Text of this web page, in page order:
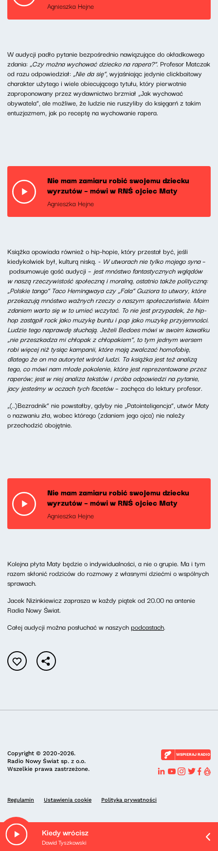
Kiedy wrócisz
Dawid Tyszkowski
Agnieszka Hejne
W audycji padło pytanie bezpośrednio nawiązujące do okładkowego
zdania: „Czy można wychować dziecko na rapera?”. Profesor Matczak
od razu odpowiedział: „Nie da się”, wyjaśniając jedynie clickbaitowy
charakter użytego i wiele obiecującego tytułu, który pierwotnie
zaproponowany przez wydawnictwo brzmiał „Jak wychować
obywatela”, ale możliwe, że ludzie nie ruszyliby do księgarń z takim
entuzjazmem, jak po receptę na wychowanie rapera.
Nie mam zamiaru robić swojemu dziecku
wyrzutów – mówi w RNŚ ojciec Maty
Agnieszka Hejne
Książka opowiada również o hip-hopie, który przestał być, jeśli
kiedykolwiek był, kulturą niską. - W utworach nie tylko mojego syna–
podsumowuje gość audycji – jest mnóstwo fantastycznych wglądów
w naszą rzeczywistość społeczną i moralną, ostatnio także polityczną:
„Polskie tango” Taco Hemingwaya czy „Fala” Guziora to utwory, które
przekazują mnóstwo ważnych rzeczy o naszym społeczeństwie. Moim
zdaniem warto się w to umieć wczytać. To nie jest przypadek, że hip-
hop zastąpił rock jako muzykę buntu i pop jako muzykę przyjemności.
Ludzie tego naprawdę słuchają. Jeżeli Bedoes mówi w swoim kawałku
„nie przeszkadza mi chłopak z chłopakiem”, to tym jednym wersem
robi więcej niż tysiąc kampanii, które mają zwalczać homofobię,
dlatego że on ma autorytet wśród ludzi. Ta książka jest też analizą
tego, co mówi nam młode pokolenie, które jest reprezentowane przez
raperów; jest w niej analiza tekstów i próba odpowiedzi na pytanie,
jacy jesteśmy w oczach tych facetów– zachęca do lektury profesor.
„(..)Bezradnik” nie powstałby, gdyby nie „Patointeligencja”, utwór Maty
o nazwaniu zła, wobec którego (zdaniem jego ojca) nie należy
przechodzić obojętnie.
Nie mam zamiaru robić swojemu dziecku
wyrzutów – mówi w RNŚ ojciec Maty
Agnieszka Hejne
Kolejna płyta Maty będzie o indywidualności, a nie o grupie. Ma i tym
razem skłonić rodziców do rozmowy z własnymi dziećmi o wspólnych
sprawach.
Jacek Nizinkiewicz zaprasza w każdy piątek od 20.00 na antenie
Radia Nowy Świat.
Całej audycji można posłuchać w naszychpodcastach.
Copyright © 2020-2026.
Radio Nowy Świat sp. z o.o.
Wszelkie prawa zastrzeżone.
WSPIERAJ RADIO
Regulamin Ustawienia cookie Polityka prywatności